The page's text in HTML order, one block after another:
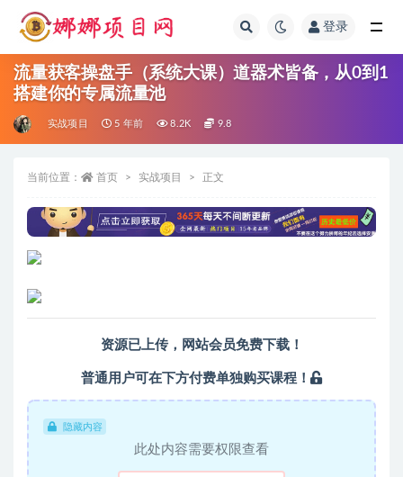
登录
流量获客操盘手（系统大课）道器术皆备，从0到1
搭建你的专属流量池
实战项目 5 年前 8.2K 9.8
当前位置： 首页 实战项目 正文
资源已上传， 网站会员免费下载！
普通用户可在下方付费单独购买课程！
隐藏内容
此处内容需要权限查看